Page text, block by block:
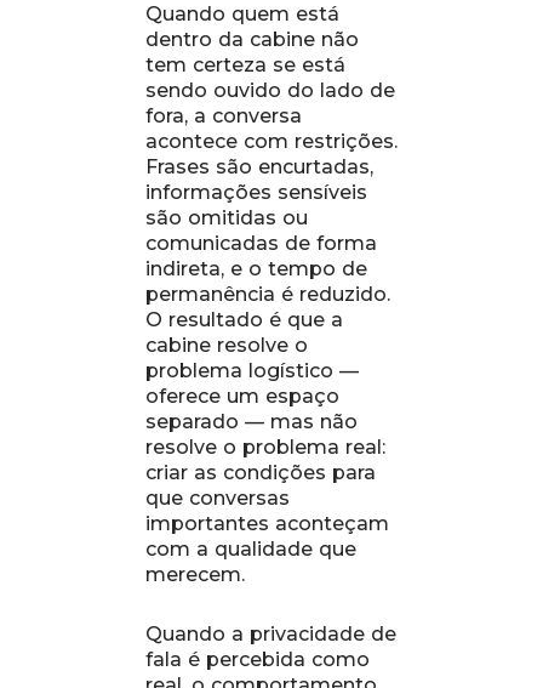
Quando quem está
dentro da cabine não
tem certeza se está
sendo ouvido do lado de
fora, a conversa
acontece com restrições.
Frases são encurtadas,
informações sensíveis
são omitidas ou
comunicadas de forma
indireta, e o tempo de
permanência é reduzido.
O resultado é que a
cabine resolve o
problema logístico —
oferece um espaço
separado — mas não
resolve o problema real:
criar as condições para
que conversas
importantes aconteçam
com a qualidade que
merecem.
Quando a privacidade de
fala é percebida como